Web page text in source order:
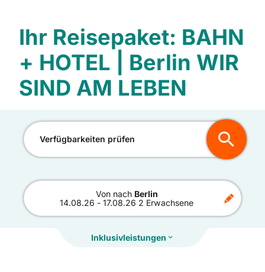
Ihr Reisepaket: BAHN
+ HOTEL | Berlin WIR
SIND AM LEBEN
Verfügbarkeiten prüfen
Von nach Berlin
14.08.26 - 17.08.26 2 Erwachsene
Inklusivleistungen